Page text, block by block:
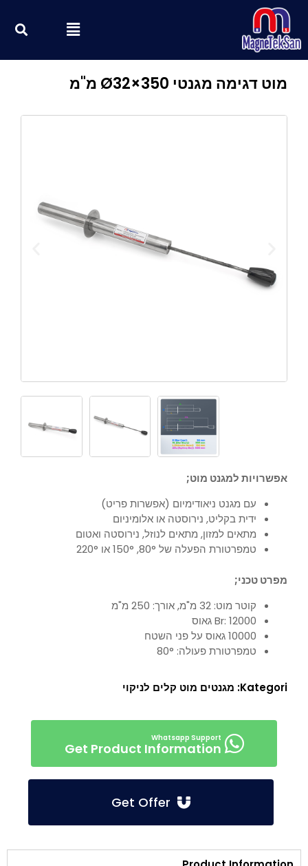
לתוכן
Menu
מוט דגימה מגנטי Ø32×350 מ"מ
אפשרויות למגנט מוט;
עם מגנט ניאודימיום (אפשרות פריט)
ידית בקליט, נירוסטה או אלומיניום
מתאים למזון, מתאים לנוזל, נירוסטה ואטום
טמפרטורת הפעלה של 80°, 150° או 220°
מפרט טכני;
קוטר מוט: 32 מ"מ, אורך: 250 מ"מ
Br: 12000 גאוס
10000 גאוס על פני השטח
טמפרטורת פעולה: 80°
Kategori: מגנטים מוט קלים לניקוי
Get Product Information